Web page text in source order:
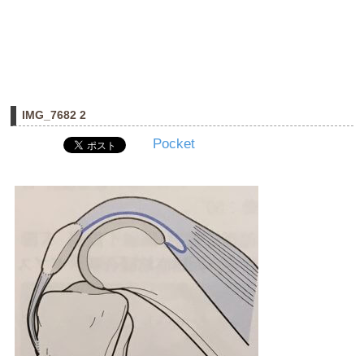
IMG_7682 2
Pocket